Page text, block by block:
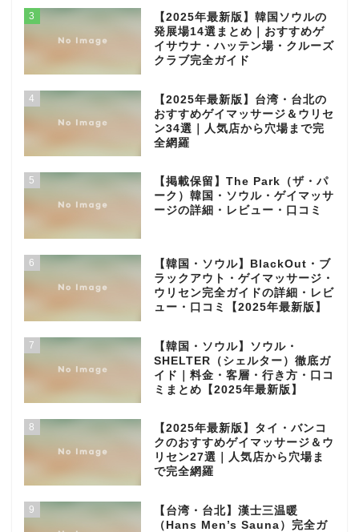
3
【2025年最新版】韓国ソウルの
発展場14選まとめ｜おすすめゲ
イサウナ・ハッテン場・クルーズ
クラブ完全ガイド
4
【2025年最新版】台湾・台北の
おすすめゲイマッサージ＆ウリセ
ン34選｜人気店から穴場まで完
全網羅
5
【掲載保留】The Park（ザ・パ
ーク）韓国・ソウル・ゲイマッサ
ージの詳細・レビュー・口コミ
6
【韓国・ソウル】BlackOut・ブ
ラックアウト・ゲイマッサージ・
ウリセン完全ガイドの詳細・レビ
ュー・口コミ【2025年最新版】
7
【韓国・ソウル】ソウル・
SHELTER（シェルター）徹底ガ
イド｜料金・客層・行き方・口コ
ミまとめ【2025年最新版】
8
【2025年最新版】タイ・バンコ
クのおすすめゲイマッサージ＆ウ
リセン27選｜人気店から穴場ま
で完全網羅
9
【台湾・台北】漢士三温暖
（Hans Men’s Sauna）完全ガ